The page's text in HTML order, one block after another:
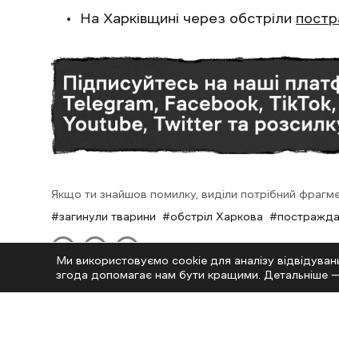
На Харківщині через обстріли
Якщо ти знайшов помилку, виділи потрібний
загинули тварини
обстріл Харкова
Ми використовуємо cookie для аналізу
згода допомагає нам бути кращими. Детальніше